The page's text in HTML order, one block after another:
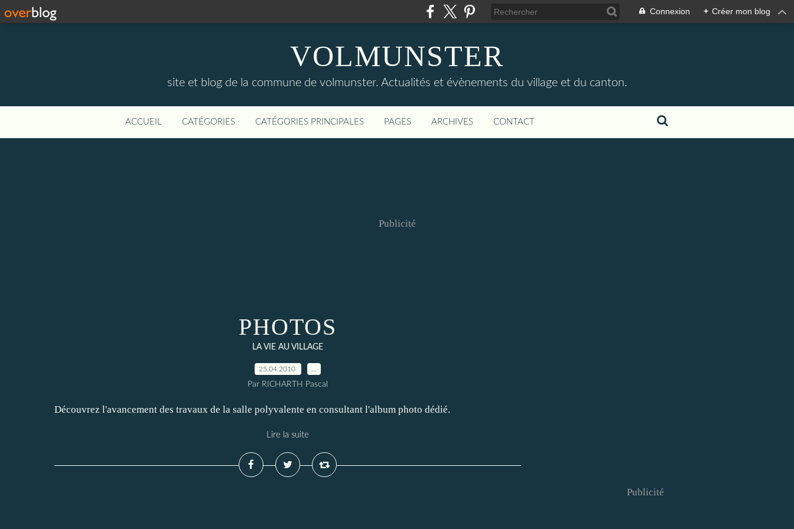
Connexion + Créer mon blog
VOLMUNSTER
site et blog de la commune de volmunster. Actualités et évènements du village et du canton.
ACCUEIL CATÉGORIES CATÉGORIES PRINCIPALES PAGES ARCHIVES CONTACT
Publicité
PHOTOS
LA VIE AU VILLAGE
25.04.2010
Par RICHARTH Pascal
Découvrez l'avancement des travaux de la salle polyvalente en consultant l'album photo dédié.
Lire la suite
Publicité